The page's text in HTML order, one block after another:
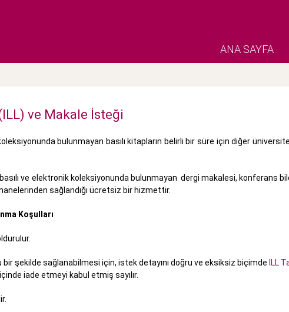
ANA SAYFA
ve Makale İsteği
bulunmayan basılı kitapların belirli bir süre için diğer
ve elektronik koleksiyonunda bulunmayan dergi makalesi, konferans
sağlandığı ücretsiz bir hizmettir.
Koşulları
bir şekilde sağlanabilmesi için, istek detayını doğru ve eksiksiz biçimde ILL
iade etmeyi kabul etmiş sayılır.